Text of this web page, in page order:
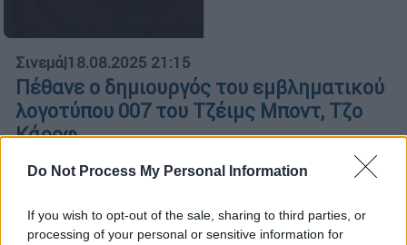
Do Not Process My Personal Information
If you wish to opt-out of the sale, sharing to third parties, or
processing of your personal or sensitive information for
Σινεμά|18.08.2025 21:15
Πέθανε ο δημιουργός του εμβληματικού
λογοτύπου 007 του Τζέιμς Μποντ, Τζο
Κάροφ
Ο αριθμός «7» σχηματίζει ένα περίστροφο,
ταυτίστηκε με τον κινηματογραφικό
πράκτορα